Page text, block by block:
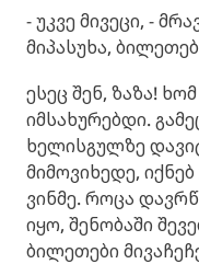
- უკვე მივეცი, -
მიპასუხა,
ესეც შენ, ზაზა!
იმსახურებდი.
ხელისგულზე
მიმოვიხედე,
ვინმე. როცა
იყო, შენობაში
ბილეთები